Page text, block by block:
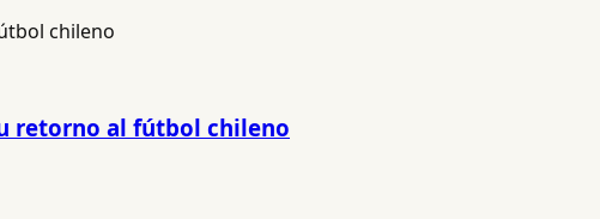
retorno al fútbol chileno